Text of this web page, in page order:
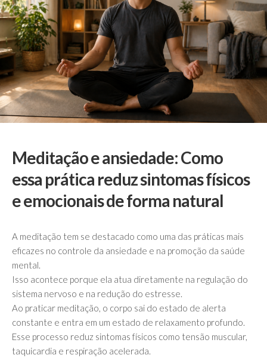
Meditação e ansiedade: Como
essa prática reduz sintomas físicos
e emocionais de forma natural
A meditação tem se destacado como uma das práticas mais
eficazes no controle da ansiedade e na promoção da saúde
mental.
Isso acontece porque ela atua diretamente na regulação do
sistema nervoso e na redução do estresse.
Ao praticar meditação, o corpo sai do estado de alerta
constante e entra em um estado de relaxamento profundo.
Esse processo reduz sintomas físicos como tensão muscular,
taquicardia e respiração acelerada.